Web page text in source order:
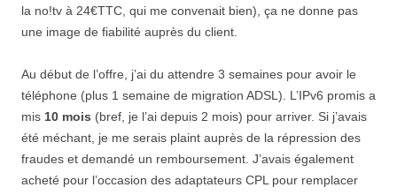
la no!tv à 24€TTC, qui me convenait bien), ça ne donne pas
une image de fiabilité auprès du client.
Au début de l’offre, j’ai du attendre 3 semaines pour avoir le
téléphone (plus 1 semaine de migration ADSL). L’IPv6 promis a
mis 10 mois (bref, je l’ai depuis 2 mois) pour arriver. Si j’avais
été méchant, je me serais plaint auprès de la répression des
fraudes et demandé un remboursement. J’avais également
acheté pour l’occasion des adaptateurs CPL pour remplacer